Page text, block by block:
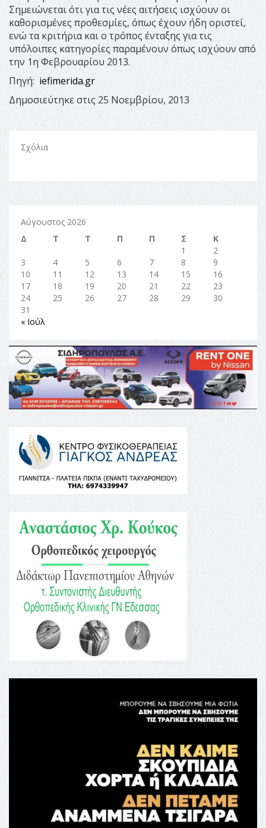
Σημειώνεται ότι για τις νέες αιτήσεις ισχύουν οι
καθορισμένες προθεσμίες, όπως έχουν ήδη οριστεί,
ενώ τα κριτήρια και ο τρόπος ένταξης για τις
υπόλοιπες κατηγορίες παραμένουν όπως ισχύουν από
την 1η Φεβρουαρίου 2013.
Πηγή:iefimerida.gr
Δημοσιεύτηκε στις 25 Νοεμβρίου, 2013
Σχόλια
Αύγουστος 2026
Δ
Τ Τ Π Π Σ
Κ
1
2
3
4 5 6 7 8
9
10
11 12 13 14 15
16
17
18 19 20 21 22
23
24
25 26 27 28 29
30
31
« Ιούλ